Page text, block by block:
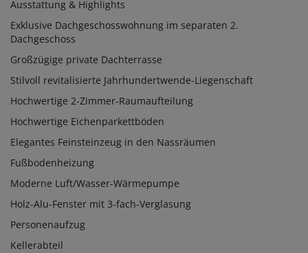
Ausstattung & Highlights
Exklusive Dachgeschosswohnung im separaten 2.
Dachgeschoss
Großzügige private Dachterrasse
Stilvoll revitalisierte Jahrhundertwende-Liegenschaft
Hochwertige 2-Zimmer-Raumaufteilung
Hochwertige Eichenparkettböden
Elegantes Feinsteinzeug in den Nassräumen
Fußbodenheizung
Moderne Luft/Wasser-Wärmepumpe
Holz-Alu-Fenster mit 3-fach-Verglasung
Personenaufzug
Kellerabteil